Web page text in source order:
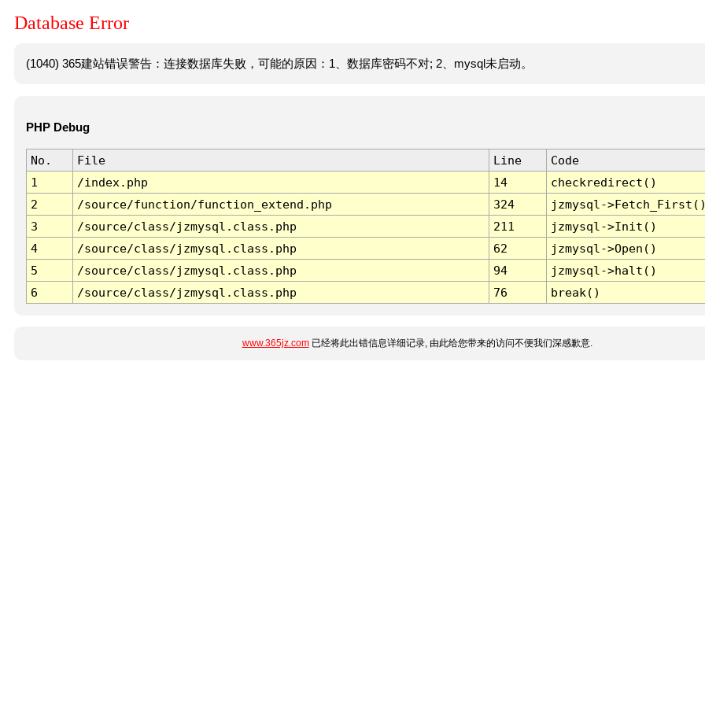
Database Error
(1040) 365建站错误警告：连接数据库失败，可能的原因：1、数据库密码不对; 2、mysql未启动。
PHP Debug
No. File Line
Code
1
/index.php 14
checkredirect()
2
/source/function/function_extend.php 324
jzmysql-
3
/source/class/jzmysql.class.php 211
jzmysql->Init()
4
/source/class/jzmysql.class.php 62
jzmysql->Open()
5
/source/class/jzmysql.class.php 94
jzmysql->halt()
6
/source/class/jzmysql.class.php 76 break()
www.365jz.com已经将此出错信息详细记录, 由此给您带来的访问不便我们深感歉意.